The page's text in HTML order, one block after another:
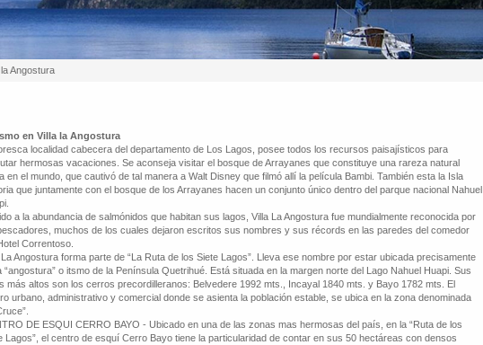
Angostura
en Villa la Angostura
localidad cabecera del departamento de Los Lagos, posee todos los recursos paisajísticos para
hermosas vacaciones. Se aconseja visitar el bosque de Arrayanes que constituye una rareza natural
en el mundo, que cautivó de tal manera a Walt Disney que filmó allí la película Bambi. También esta la Isla
que juntamente con el bosque de los Arrayanes hacen un conjunto único dentro del parque nacional Nahuel
a la abundancia de salmónidos que habitan sus lagos, Villa La Angostura fue mundialmente reconocida por
muchos de los cuales dejaron escritos sus nombres y sus récords en las paredes del comedor
Correntoso.
La Angostura forma parte de “La Ruta de los Siete Lagos”. Lleva ese nombre por estar ubicada precisamente
“angostura” o itsmo de la Península Quetrihué. Está situada en la margen norte del Lago Nahuel Huapi. Sus
más altos son los cerros precordilleranos: Belvedere 1992 mts., Incayal 1840 mts. y Bayo 1782 mts. El
urbano, administrativo y comercial donde se asienta la población estable, se ubica en la zona denominada
DE ESQUI CERRO BAYO - Ubicado en una de las zonas mas hermosas del país, en la “Ruta de los
Lagos”, el centro de esquí Cerro Bayo tiene la particularidad de contar en sus 50 hectáreas con densos